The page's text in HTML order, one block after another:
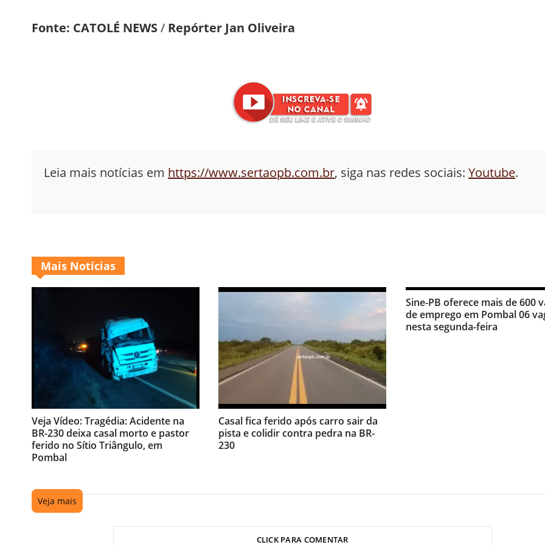
Fonte: CATOLÉ NEWS/ Repórter Jan Oliveira
Leia mais notícias em https://www.sertaopb.com.br, siga nas redes sociais: Youtube.
Mais Notícias
Veja Vídeo: Tragédia: Acidente na
BR-230 deixa casal morto e pastor
ferido no Sítio Triângulo, em
Pombal
Casal fica ferido após carro sair da
pista e colidir contra pedra na BR-
230
Sine-PB oferece mais de 600
de emprego em Pombal 06
nesta segunda-feira
Veja mais
CLICK PARA COMENTAR